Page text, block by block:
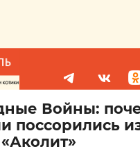
Войны:
поссорились